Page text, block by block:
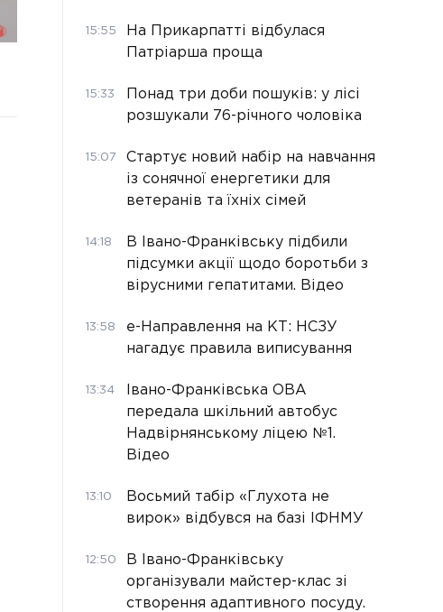
15:55
На Прикарпатті відбулася
Патріарша проща
15:33
Понад три доби пошуків: у лісі
розшукали 76-річного чоловіка
15:07
Стартує новий набір на навчання
із сонячної енергетики для
ветеранів та їхніх сімей
14:18
В Івано-Франківську підбили
підсумки акції щодо боротьби з
вірусними гепатитами. Відео
13:58
е-Направлення на КТ: НСЗУ
нагадує правила виписування
13:34
Івано-Франківська ОВА
передала шкільний автобус
Надвірнянському ліцею №1.
Відео
13:10
Восьмий табір «Глухота не
вирок» відбувся на базі ІФНМУ
12:50
В Івано-Франківську
організували майстер-клас зі
створення адаптивного посуду.